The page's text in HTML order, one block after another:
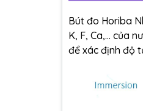
Bút đo Horiba
K, F, Ca,... của
để xác định độ